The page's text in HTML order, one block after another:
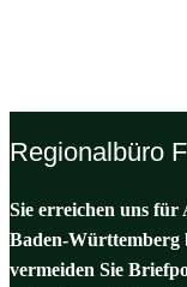
Regionalbüro
Sie erreichen uns für
Baden-Württemberg
vermeiden Sie